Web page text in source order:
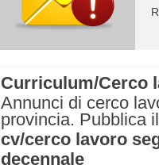
Curriculum/Cerco
Annunci di cerco
provincia. Pubblica
cv/cerco lavoro
decennale